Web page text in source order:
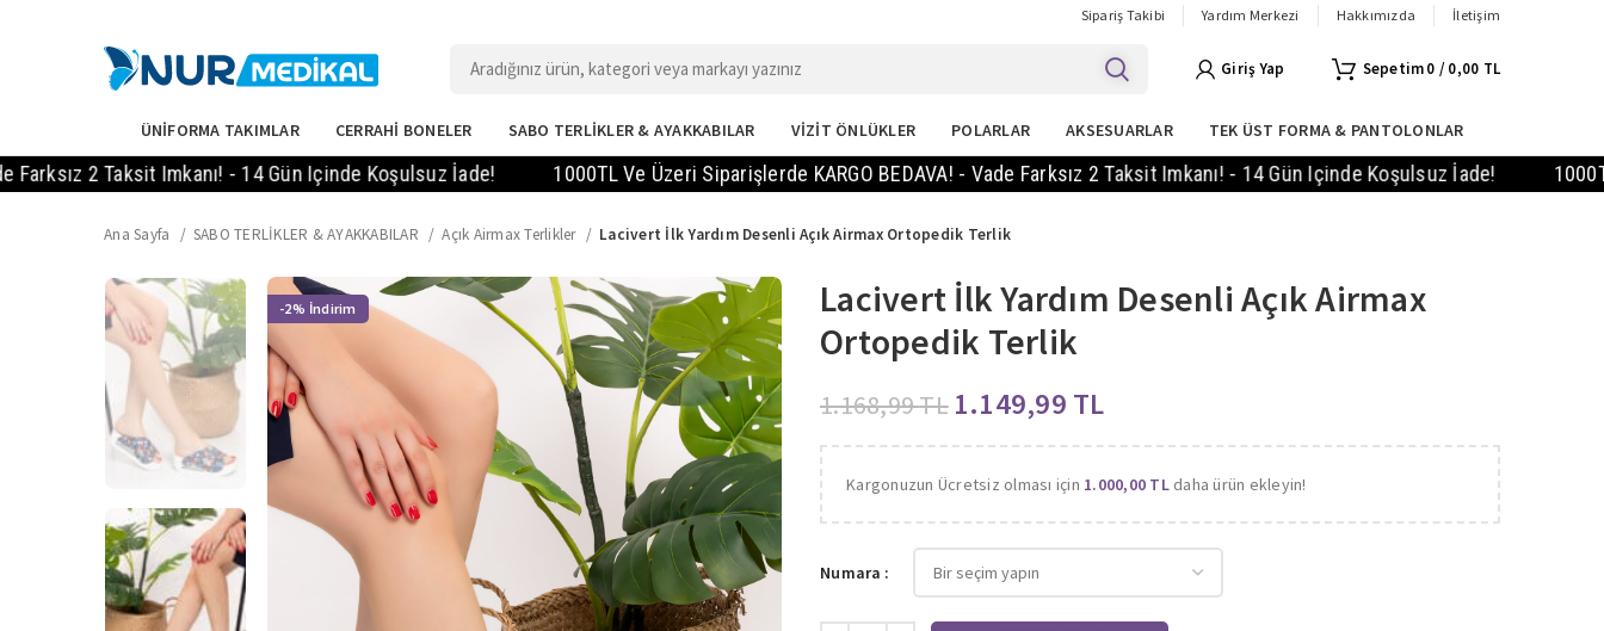
Sipariş Takibi Yardım Merkezi Hakkımızda İletişim
Giriş Yap 0 / 0,00 TL
ÜNİFORMA TAKIMLAR CERRAHİ BONELER SABO TERLİKLER & AYAKKABILAR VİZİT ÖNLÜKLER POLARLAR AKSESUARLAR TEK ÜST FORMA & PANTOLONLAR
Taksit Imkanı! - 14 Gün Içinde Koşulsuz İade! 1000TL Ve Üzeri Siparişlerde KARGO BEDAVA! - Vade Farksız 2 Taksit Imkanı! - 14 Gün Içinde Koşulsuz İade! 1000TL Ve
Ana Sayfa SABO TERLİKLER & AYAKKABILAR Açık Airmax Terlikler Lacivert İlk Yardım Desenli Açık Airmax Ortopedik Terlik
-2%
Lacivert İlk Yardım Desenli Açık Airmax
Ortopedik Terlik
1.168,99TL 1.149,99 TL
Kargonuzun Ücretsiz olması için 1.000,00 TLdaha ürün ekleyin!
Numara